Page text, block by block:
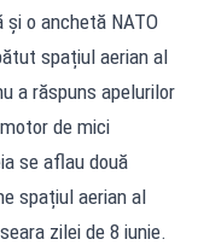
o anchetă NATO
spațiul aerian al
a răspuns apelurilor
de mici
se aflau două
spațiul aerian al
zilei de 8 iunie.